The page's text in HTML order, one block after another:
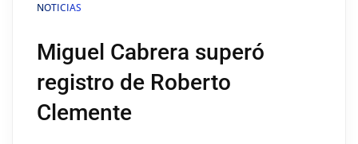
NOTICIAS
Miguel Cabrera superó
registro de Roberto
Clemente